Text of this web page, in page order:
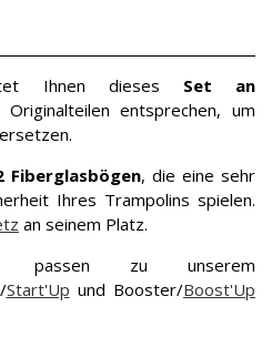
Ihnen dieses Set an
entsprechen, um
Fiberglasbögen, die eine sehr
Ihres Trampolins spielen.
an seinem Platz.
passen zu unserem
Start'Up und Booster/Boost'Up